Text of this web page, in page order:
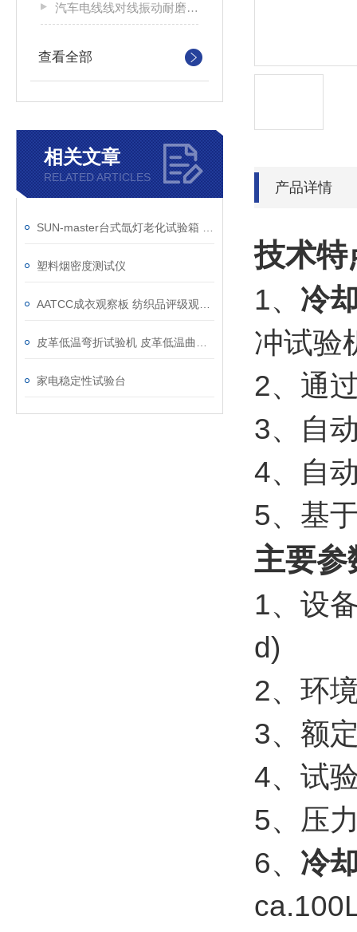
汽车电线线对线振动耐磨试验机
查看全部
相关文章
RELATED ARTICLES
塑料烟密度测试仪
家电稳定性试验台
产品详情
技术特
1、 冷
冲试验
2、通
3、自
4、自
5、基
主要参
1、设
d)
2、环
3、额
4、试
5、压
6、 冷